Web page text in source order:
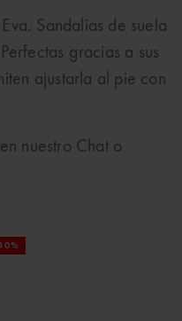
Sandalias de suela
gracias a sus
ajustarla al pie con
nuestro Chat o